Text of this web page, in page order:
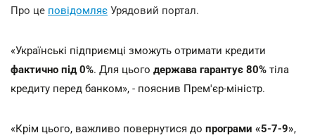
Про це повідомляє Урядовий портал.
«Українські підприємці зможуть отримати кредити
фактично під 0%. Для цього держава гарантує 80% тіла
кредиту перед банком», - пояснив Прем'єр-міністр.
«Крім цього, важливо повернутися до програми «5-7-9»,